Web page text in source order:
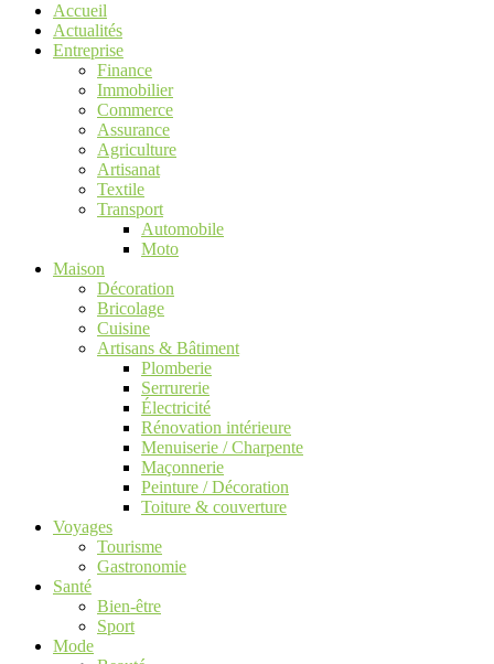
Accueil
Actualités
Entreprise
Finance
Immobilier
Commerce
Assurance
Agriculture
Artisanat
Textile
Transport
Automobile
Moto
Maison
Décoration
Bricolage
Cuisine
Artisans & Bâtiment
Plomberie
Serrurerie
Électricité
Rénovation intérieure
Menuiserie / Charpente
Maçonnerie
Peinture / Décoration
Toiture & couverture
Voyages
Tourisme
Gastronomie
Santé
Bien-être
Sport
Mode